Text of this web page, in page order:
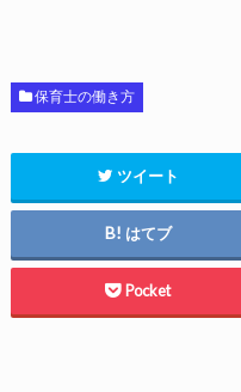
保育士の働き方
ツイート
はてブ
Pocket